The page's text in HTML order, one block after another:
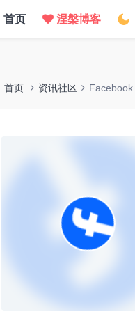
首页 涅槃博客
首页 资讯社区 Facebook